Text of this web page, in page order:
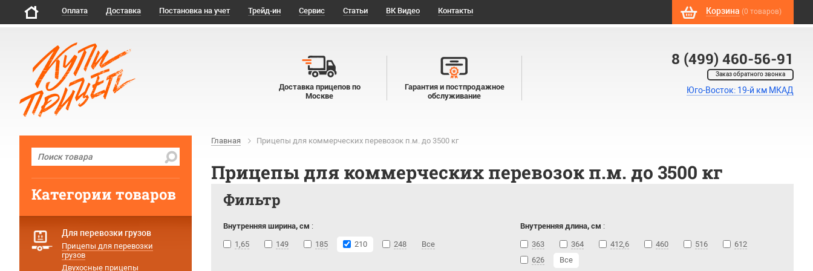
Оплата Доставка Постановка на учет Трейд-ин Сервис Статьи ВК Видео Контакты Корзина (0 товаров)
8 (499) 460-56-91
Заказ обратного звонка
Юго-Восток: 19-й км МКАД
Доставка прицепов по
Москве
Гарантия и постпродажное
обслуживание
Главная Прицепы для коммерческих перевозок п.м. до 3500 кг
Прицепы для коммерческих перевозок п.м. до 3500 кг
Фильтр
Внутренняя ширина, см :
1,65
149 185 210 248 Все
Внутренняя длина, см :
363
364 412,6 460 516
612
626
Все
Категории товаров
Для перевозки грузов
Прицепы для перевозки
грузов
Двухосные прицепы